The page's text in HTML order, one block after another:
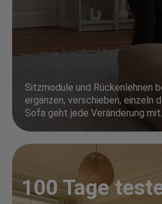
Sitzmodule und Rückenlehnen
ergänzen, verschieben, einzeln
Sofa geht jede Veränderung mit.
100 Tage